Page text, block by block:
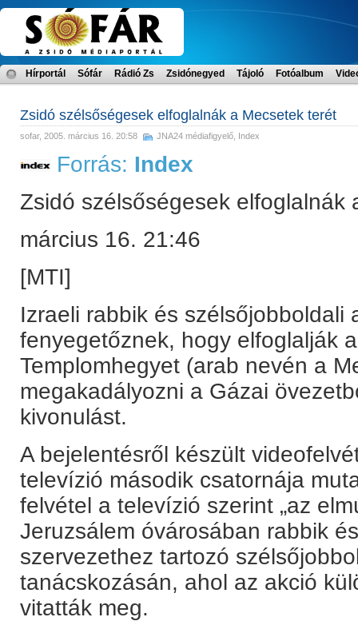
Hírportál Sófár Rádió Zs Zsidónegyed Tájoló Fotóalbum
Zsidó szélsőségesek elfoglalnák a Mecsetek terét
sofar, 2005. március 16. 20:58 JNA24 médiafigyelő Index
Forrás: Index
Zsidó szélsőségesek elfoglalnák
március 16. 21:46
[MTI]
Izraeli rabbik és szélsőjobboldali
fenyegetőznek, hogy elfoglalják
Templomhegyet (arab nevén a
megakadályozni a Gázai
kivonulást.
A bejelentésről készült
televízió második csatornája
felvétel a televízió szerint „az
Jeruzsálem óvárosában rabbik
szervezethez tartozó
tanácskozásán, ahol az akció
vitatták meg.